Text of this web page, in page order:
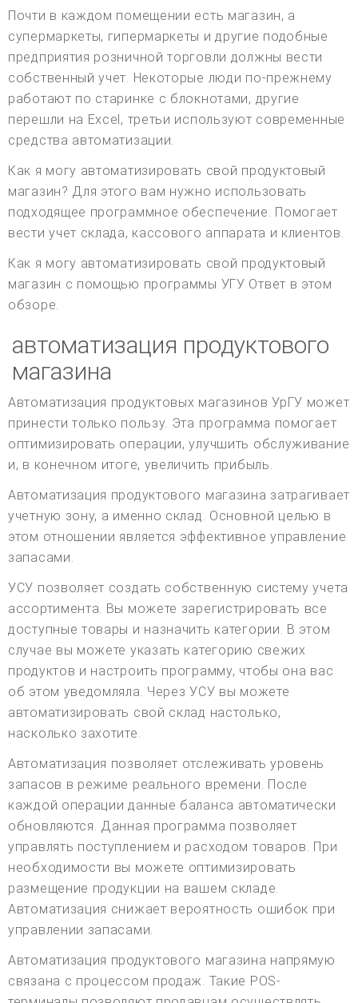
Почти в каждом помещении есть магазин, а
супермаркеты, гипермаркеты и другие подобные
предприятия розничной торговли должны вести
собственный учет. Некоторые люди по-прежнему
работают по старинке с блокнотами, другие
перешли на Excel, третьи используют современные
средства автоматизации.
Как я могу автоматизировать свой продуктовый
магазин? Для этого вам нужно использовать
подходящее программное обеспечение. Помогает
вести учет склада, кассового аппарата и клиентов.
Как я могу автоматизировать свой продуктовый
магазин с помощью программы УГУ Ответ в этом
обзоре.
автоматизация продуктового
магазина
Автоматизация продуктовых магазинов УрГУ может
принести только пользу. Эта программа помогает
оптимизировать операции, улучшить обслуживание
и, в конечном итоге, увеличить прибыль.
Автоматизация продуктового магазина затрагивает
учетную зону, а именно склад. Основной целью в
этом отношении является эффективное управление
запасами.
УСУ позволяет создать собственную систему учета
ассортимента. Вы можете зарегистрировать все
доступные товары и назначить категории. В этом
случае вы можете указать категорию свежих
продуктов и настроить программу, чтобы она вас
об этом уведомляла. Через УСУ вы можете
автоматизировать свой склад настолько,
насколько захотите.
Автоматизация позволяет отслеживать уровень
запасов в режиме реального времени. После
каждой операции данные баланса автоматически
обновляются. Данная программа позволяет
управлять поступлением и расходом товаров. При
необходимости вы можете оптимизировать
размещение продукции на вашем складе.
Автоматизация снижает вероятность ошибок при
управлении запасами.
Автоматизация продуктового магазина напрямую
связана с процессом продаж. Такие POS-